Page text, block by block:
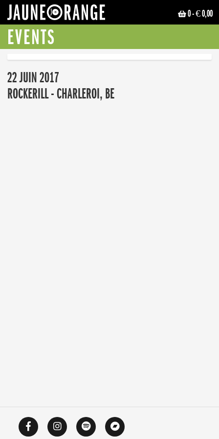
0- € 0,00
EVENTS
22 JUIN 2017
ROCKERILL - CHARLEROI, BE